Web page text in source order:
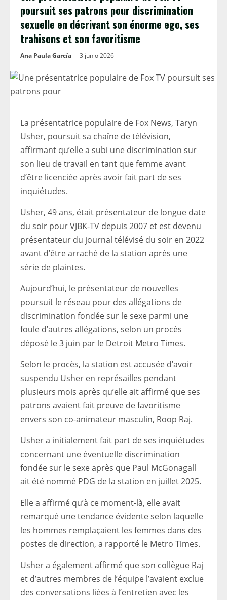
poursuit ses patrons pour discrimination
sexuelle en décrivant son énorme ego, ses
trahisons et son favoritisme
Ana Paula García 3 junio 2026
La présentatrice populaire de Fox News, Taryn
Usher, poursuit sa chaîne de télévision,
affirmant qu’elle a subi une discrimination sur
son lieu de travail en tant que femme avant
d’être licenciée après avoir fait part de ses
inquiétudes.
Usher, 49 ans, était présentateur de longue date
du soir pour VJBK-TV depuis 2007 et est devenu
présentateur du journal télévisé du soir en 2022
avant d’être arraché de la station après une
série de plaintes.
Aujourd’hui, le présentateur de nouvelles
poursuit le réseau pour des allégations de
discrimination fondée sur le sexe parmi une
foule d’autres allégations, selon un procès
déposé le 3 juin par le Detroit Metro Times.
Selon le procès, la station est accusée d’avoir
suspendu Usher en représailles pendant
plusieurs mois après qu’elle ait affirmé que ses
patrons avaient fait preuve de favoritisme
envers son co-animateur masculin, Roop Raj.
Usher a initialement fait part de ses inquiétudes
concernant une éventuelle discrimination
fondée sur le sexe après que Paul McGonagall
ait été nommé PDG de la station en juillet 2025.
Elle a affirmé qu’à ce moment-là, elle avait
remarqué une tendance évidente selon laquelle
les hommes remplaçaient les femmes dans des
postes de direction, a rapporté le Metro Times.
Usher a également affirmé que son collègue Raj
et d’autres membres de l’équipe l’avaient exclue
des conversations liées à l’entretien avec les